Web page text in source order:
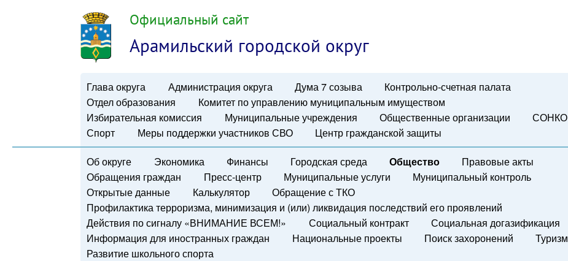
Официальный сайт
Арамильский городской округ
Глава округа Администрация округа Дума 7 созыва
Контрольно-счетная палата
Отдел образования
Комитет по управлению муниципальным имуществом
Избирательная комиссия
Муниципальные учреждения Общественные организации
СОНКО
Спорт
Меры поддержки участников СВО Центр гражданской защиты
Об округе Экономика Финансы Городская среда Общество
Правовые акты
Обращения граждан
Пресс-центр Муниципальные услуги
Муниципальный контроль
Открытые данные
Калькулятор
Обращение с ТКО
Профилактика терроризма, минимизация и (или) ликвидация последствий его проявлений
Действия по сигналу «ВНИМАНИЕ ВСЕМ!»
Социальный контракт
Социальная догазификация
Информация для иностранных граждан
Национальные проекты Поиск захоронений
Туризм
Развитие школьного спорта